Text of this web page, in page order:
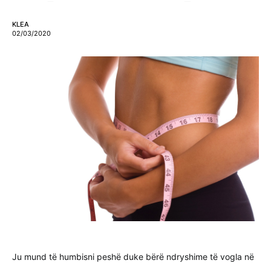
KLEA
02/03/2020
Ju mund të humbisni peshë duke bërë ndryshime të vogla në